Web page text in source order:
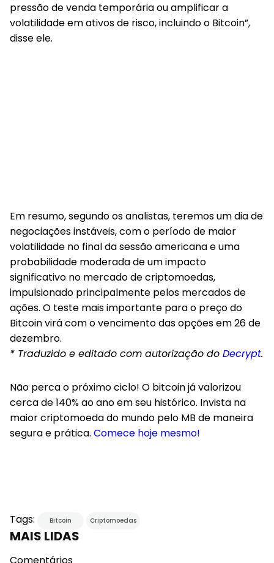
pressão de venda temporária ou amplificar a
volatilidade em ativos de risco, incluindo o Bitcoin”,
disse ele.
Em resumo, segundo os analistas, teremos um dia de
negociações instáveis, com o período de maior
volatilidade no final da sessão americana e uma
probabilidade moderada de um impacto
significativo no mercado de criptomoedas,
impulsionado principalmente pelos mercados de
ações. O teste mais importante para o preço do
Bitcoin virá com o vencimento das opções em 26 de
dezembro.
* Traduzido e editado com autorização do Decrypt.
Não perca o próximo ciclo! O bitcoin já valorizou
cerca de 140% ao ano em seu histórico. Invista na
maior criptomoeda do mundo pelo MB de maneira
segura e prática. Comece hoje mesmo!
Tags: Bitcoin Criptomoedas
MAIS LIDAS